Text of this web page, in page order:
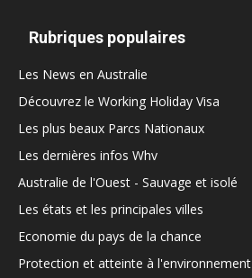
Rubriques populaires
Les News en Australie
Découvrez le Working Holiday Visa
Les plus beaux Parcs Nationaux
Les dernières infos Whv
Australie de l'Ouest - Sauvage et isolé
Les états et les principales villes
Economie du pays de la chance
Protection et atteinte à l'environnement